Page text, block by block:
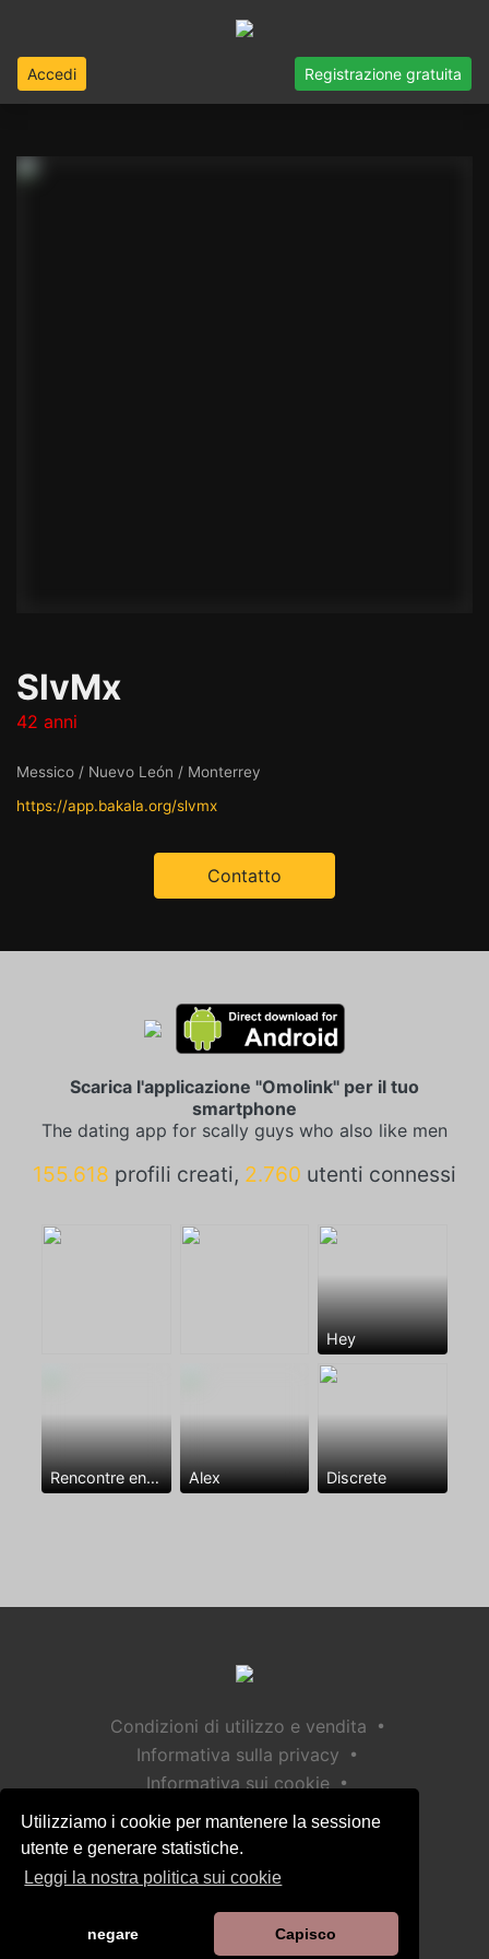
Utilizziamo i cookie per mantenere la sessione
utente e generare statistiche.
Leggi la nostra politica sui cookie
negare Capisco
Accedi Registrazione gratuita
SlvMx
42 anni
Messico / Nuevo León / Monterrey
https://app.bakala.org/slvmx
Contatto
Scarica l'applicazione "Omolink" per il tuo
smartphone
The dating app for scally guys who also like men
155.618 profili creati, 2.760 utenti connessi
Hey
Rencontre entre mecs Alex Discrete
Condizioni di utilizzo e vendita •
Informativa sulla privacy •
Informativa sui cookie •
Politica sulla sicurezza dei bambini
Aiuto / Contatto